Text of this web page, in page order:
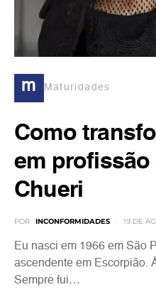
m Maturidades
Como
em profissão
Chueri
POR INCONFORMIDADES 19 DE
Eu nasci em 1966 em São
ascendente em Escorpião.
Sempre fui…